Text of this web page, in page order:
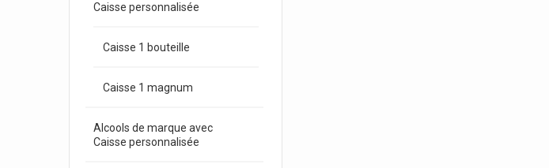
Caisse personnalisée
Caisse 1 bouteille
Caisse 1 magnum
Alcools de marque avec
Caisse personnalisée